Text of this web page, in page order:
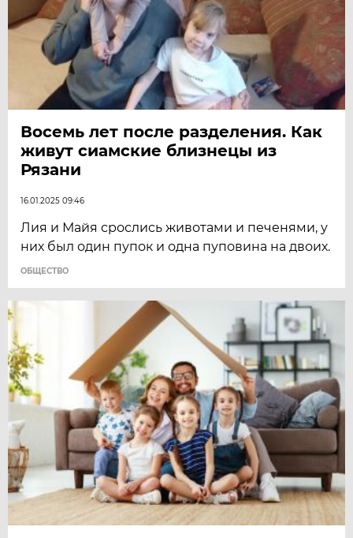
Восемь лет после разделения. Как
живут сиамские близнецы из
Рязани
16.01.2025 09:46
Лия и Майя срослись животами и печенями, у
них был один пупок и одна пуповина на двоих.
ОБЩЕСТВО